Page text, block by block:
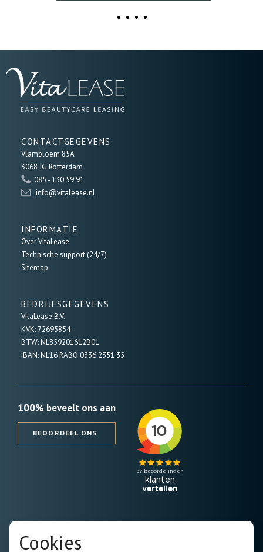
CONTACTGEGEVENS
Vlambloem 85A
3068 JG Rotterdam
085 - 130 59 91
info@vitalease.nl
INFORMATIE
Over VitaLease
Technische support (24/7)
Sitemap
BEDRIJFSGEGEVENS
VitaLease B.V.
KVK: 72695854
BTW: NL859201612B01
IBAN: NL16 RABO 0336 2351 35
Naam *
100% beveelt ons aan
BEOORDEEL ONS
Cookies